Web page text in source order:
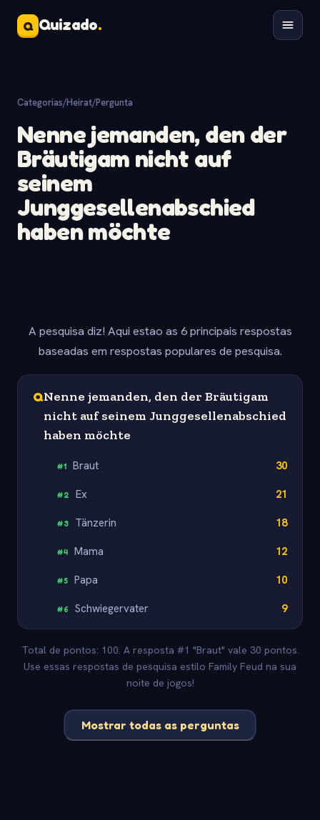
Q Quizado.
Categorias/Heirat/Pergunta
Nenne jemanden, den der
Bräutigam nicht auf
seinem
Junggesellenabschied
haben möchte
A pesquisa diz! Aqui estao as 6 principais respostas
baseadas em respostas populares de pesquisa.
QNenne jemanden, den der Bräutigam
nicht auf seinem Junggesellenabschied
haben möchte
#1 Braut 30
#2 Ex 21
#3 Tänzerin 18
#4 Mama 12
#5 Papa 10
#6 Schwiegervater 9
Total de pontos: 100. A resposta #1 "Braut" vale 30 pontos.
Use essas respostas de pesquisa estilo Family Feud na sua
noite de jogos!
Mostrar todas as perguntas